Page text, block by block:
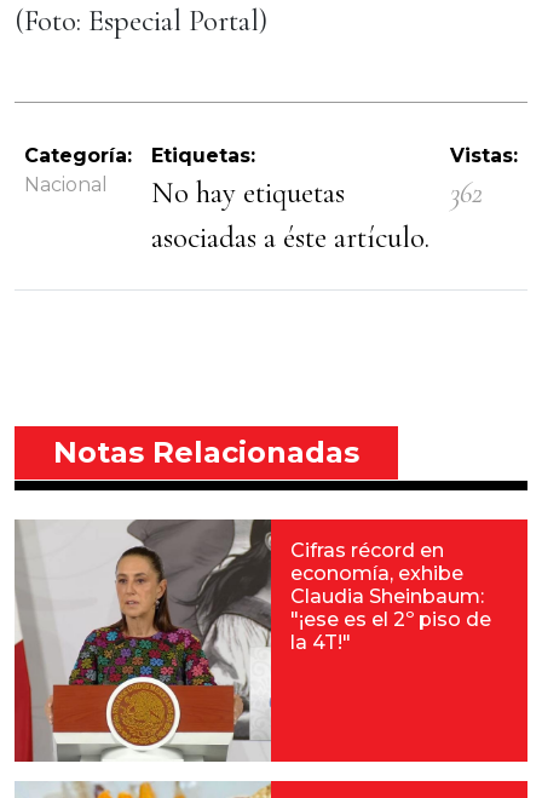
(Foto: Especial Portal)
Categoría:
Nacional
Etiquetas:
No hay etiquetas
asociadas a éste artículo.
Vistas:
362
Notas Relacionadas
Cifras récord en
economía, exhibe
Claudia Sheinbaum:
"¡ese es el 2º piso de
la 4T!"